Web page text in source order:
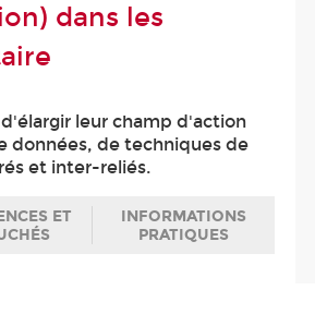
dans les
leur champ d'action
données, de techniques de
et inter-reliés.
ET
INFORMATIONS
PRATIQUES